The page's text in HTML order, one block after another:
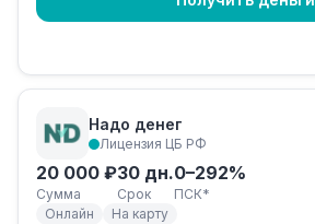
Надо денег
Лицензия ЦБ РФ
20 000 ₽
Сумма
30 дн.
Срок
0–292%
ПСК*
Онлайн
На карту